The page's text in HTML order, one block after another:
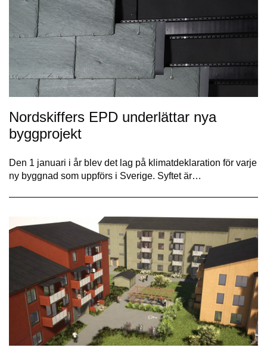
Nordskiffers EPD underlättar nya
byggprojekt
Den 1 januari i år blev det lag på klimatdeklaration för varje
ny byggnad som uppförs i Sverige. Syftet är…